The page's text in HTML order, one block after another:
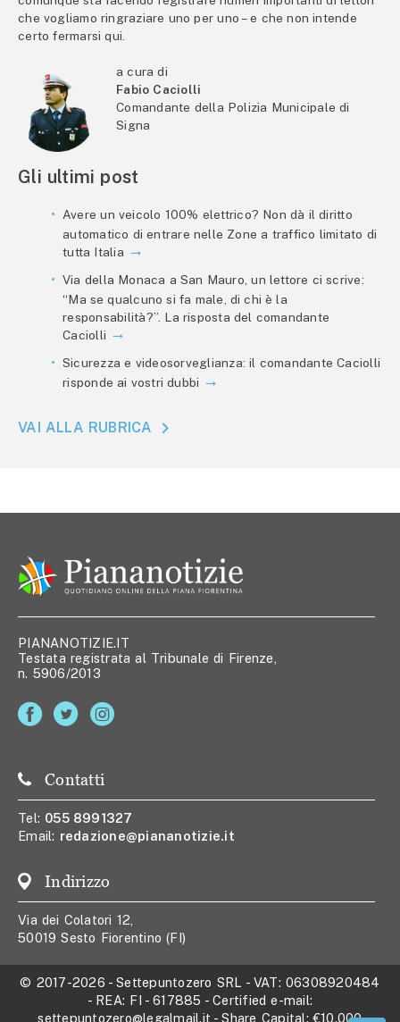
che vogliamo ringraziare uno per uno – e che non intende
certo fermarsi qui.
a cura di
Fabio Caciolli
Comandante della Polizia Municipale di
Signa
Gli ultimi post
Avere un veicolo 100% elettrico? Non dà il diritto
automatico di entrare nelle Zone a traffico limitato di
tutta Italia
Via della Monaca a San Mauro, un lettore ci scrive:
“Ma se qualcuno si fa male, di chi è la
responsabilità?”. La risposta del comandante
Caciolli
Sicurezza e videosorveglianza: il comandante Caciolli
risponde ai vostri dubbi
VAI ALLA RUBRICA
PIANANOTIZIE.IT
Testata registrata al Tribunale di Firenze,
n. 5906/2013
Contatti
Tel: 055 8991327
Email: redazione@piananotizie.it
Indirizzo
Via dei Colatori 12,
50019 Sesto Fiorentino (FI)
© 2017-2026 -Settepuntozero SRL - VAT: 06308920484
- REA: FI - 617885 - Certified e-mail:
settepuntozero@legalmail.it - Share Capital:€10.000